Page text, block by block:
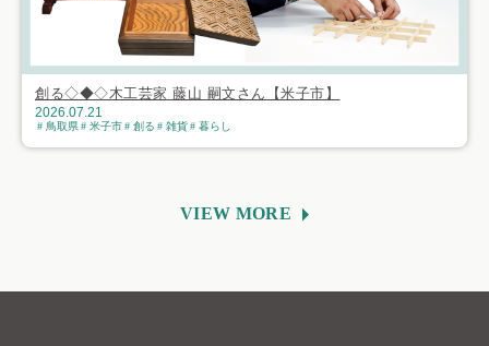
創る◇◆◇木工芸家 藤山 嗣文さん【米子市】
2026.07.21
鳥取県 米子市 創る 雑貨 暮らし
VIEW MORE